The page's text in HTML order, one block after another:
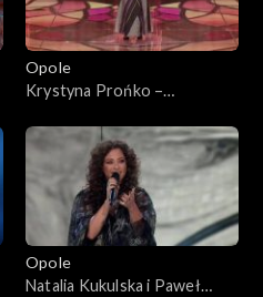
Bogdana Olewicza”
Opole
Krystyna Prońko –
prawdziwą”. 63. KFPP:
Koncert „Autobiografia.
Jubileusz Bogdana Olewicza”
Opole
Natalia Kukulska i Paweł